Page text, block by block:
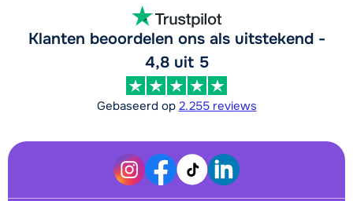
Klanten beoordelen ons als uitstekend -
4,8 uit 5
Gebaseerd op 2.255 reviews